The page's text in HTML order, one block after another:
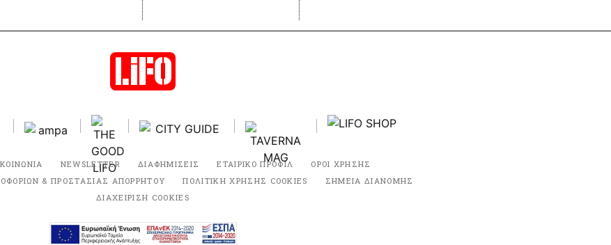
NEWSLETTER ΔΙΑΦΗΜΙΣΕΙΣ ΕΤΑΙΡΙΚΟ ΠΡΟΦΙΛ
ΟΡΟΙ ΧΡΗΣΗΣ
& ΠΡΟΣΤΑΣΙΑΣ ΑΠΟΡΡΗΤΟΥ
ΠΟΛΙΤΙΚΗ ΧΡΗΣΗΣ COOKIES
ΣΗΜΕΙΑ ΔΙΑΝΟΜΗΣ
ΔΙΑΧΕΙΡΙΣΗ COOKIES